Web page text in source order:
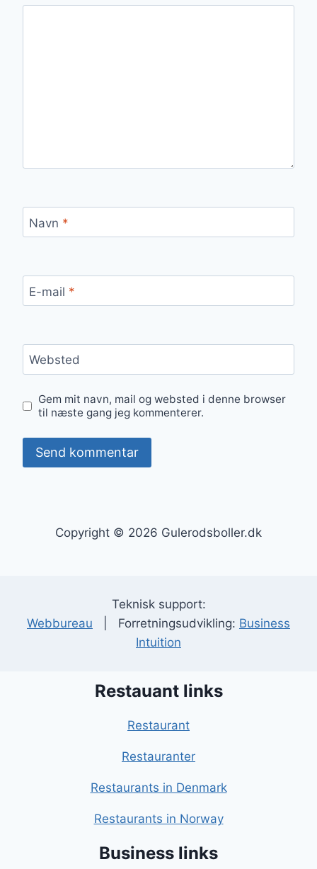
Navn *
E-mail *
Websted
Gem mit navn, mail og websted i denne browser
til næste gang jeg kommenterer.
Copyright © 2026 Gulerodsboller.dk
Teknisk support:
Webbureau | Forretningsudvikling: Business
Intuition
Restauant links
Restaurant
Restauranter
Restaurants in Denmark
Restaurants in Norway
Business links